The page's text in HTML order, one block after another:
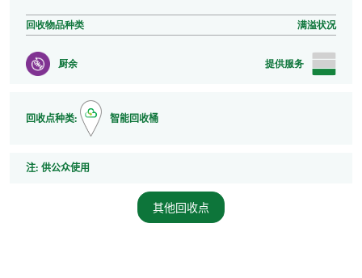
回收物品种类 满溢状况
厨余 提供服务
回收点种类: 智能回收桶
注: 注
供公众使用
其他回收点